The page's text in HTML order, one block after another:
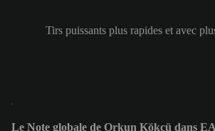
Tirs puissants plus rapides et avec
Le Note globale de Orkun Kökçü dans